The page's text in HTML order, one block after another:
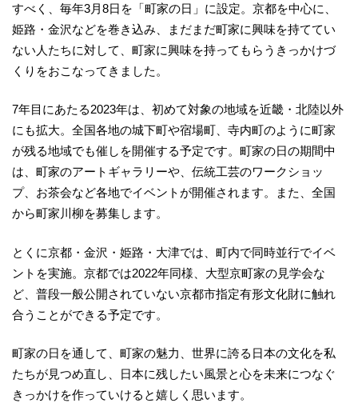
すべく、毎年3月8日を「町家の日」に設定。京都を中心に、
姫路・金沢などを巻き込み、まだまだ町家に興味を持ててい
ない人たちに対して、町家に興味を持ってもらうきっかけづ
くりをおこなってきました。
7年目にあたる2023年は、初めて対象の地域を近畿・北陸以外
にも拡大。全国各地の城下町や宿場町、寺内町のように町家
が残る地域でも催しを開催する予定です。町家の日の期間中
は、町家のアートギャラリーや、伝統工芸のワークショッ
プ、お茶会など各地でイベントが開催されます。また、全国
から町家川柳を募集します。
とくに京都・金沢・姫路・大津では、町内で同時並行でイベ
ントを実施。京都では2022年同様、大型京町家の見学会な
ど、普段一般公開されていない京都市指定有形文化財に触れ
合うことができる予定です。
町家の日を通して、町家の魅力、世界に誇る日本の文化を私
たちが見つめ直し、日本に残したい風景と心を未来につなぐ
きっかけを作っていけると嬉しく思います。